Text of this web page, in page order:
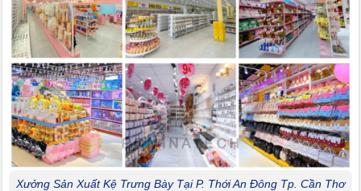
Xưởng Sản Xuất Kệ Trưng Bày Tại P. Thới An Đông Tp. Cần Thơ